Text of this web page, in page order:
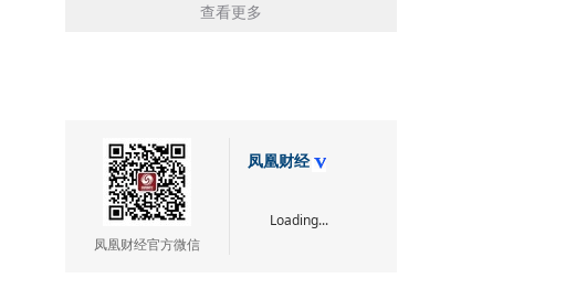
查看更多
凤凰财经官方微信
凤凰财经
Loading...